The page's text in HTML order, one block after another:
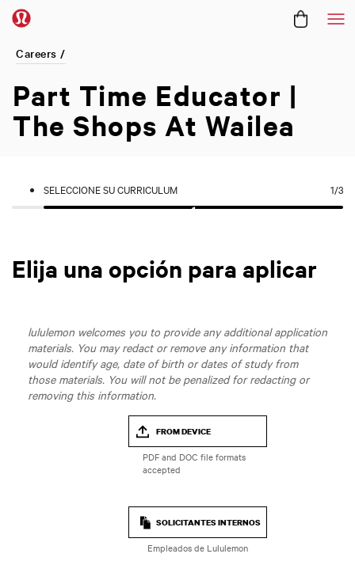
Careers /
Part Time Educator |
The Shops At Wailea
SELECCIONE SU CURRICULUM 1/3
Elija una opción para aplicar
lululemon welcomes you to provide any additional application
materials. You may redact or remove any information that
would identify age, date of birth or dates of study from
those materials. You will not be penalized for redacting or
removing this information.
FROM DEVICE
SOLICITANTES INTERNOS
Empleados de Lululemon